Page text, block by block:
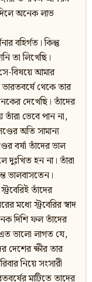
অনেক লাভ
বহির্গত। কিন্তু
তা লিখেছি।
বিষয়ে আমার
থেকে তার
দেখেছি। তাঁদের
ভেবে পান না,
অতি সামান্য
বর্ষা তাঁদের ভাল
দুঃখিত হন না। তাঁরা
ভালবাসতেন।
তাঁদের
মধ্যে স্ট্রবেরির স্বাদ
দিশি ফল তাঁদের
ভালো লাগত যে,
ক্ষীর তার
নিয়ে সংসারী
মাটিতে তাদের